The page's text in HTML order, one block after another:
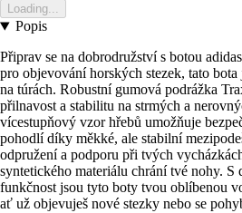
Loading...
Popis
Připrav se na dobrodružství s botou
pro objevování horských stezek, tato
na túrách. Robustní gumová podrážka
přilnavost a stabilitu na strmých a
vícestupňový vzor hřebů umožňuje
pohodlí díky měkké, ale stabilní
odpružení a podporu při tvých
syntetického materiálu chrání tvé nohy. S
funkčnost jsou tyto boty tvou oblíbenou
ať už objevuješ nové stezky nebo se